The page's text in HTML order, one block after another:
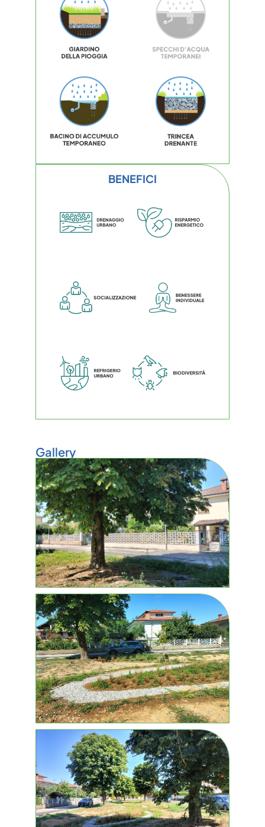
BENEFICI
Gallery